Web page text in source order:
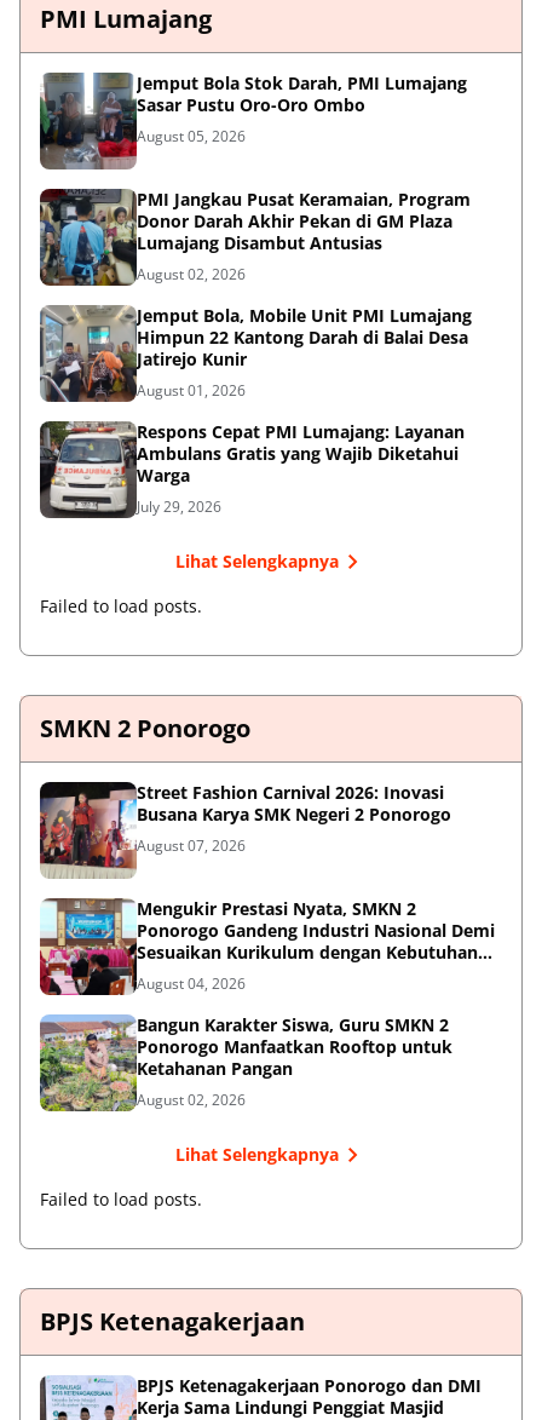
PMI Lumajang
Jemput Bola Stok Darah, PMI Lumajang
Sasar Pustu Oro-Oro Ombo
August 05, 2026
PMI Jangkau Pusat Keramaian, Program
Donor Darah Akhir Pekan di GM Plaza
Lumajang Disambut Antusias
August 02, 2026
Jemput Bola, Mobile Unit PMI Lumajang
Himpun 22 Kantong Darah di Balai Desa
Jatirejo Kunir
August 01, 2026
Respons Cepat PMI Lumajang: Layanan
Ambulans Gratis yang Wajib Diketahui
Warga
July 29, 2026
Lihat Selengkapnya
Failed to load posts.
SMKN 2 Ponorogo
Street Fashion Carnival 2026: Inovasi
Busana Karya SMK Negeri 2 Ponorogo
August 07, 2026
Mengukir Prestasi Nyata, SMKN 2
Ponorogo Gandeng Industri Nasional Demi
Sesuaikan Kurikulum dengan Kebutuhan
Dunia Kerja
August 04, 2026
Bangun Karakter Siswa, Guru SMKN 2
Ponorogo Manfaatkan Rooftop untuk
Ketahanan Pangan
August 02, 2026
Lihat Selengkapnya
Failed to load posts.
BPJS Ketenagakerjaan
BPJS Ketenagakerjaan Ponorogo dan DMI
Kerja Sama Lindungi Penggiat Masjid